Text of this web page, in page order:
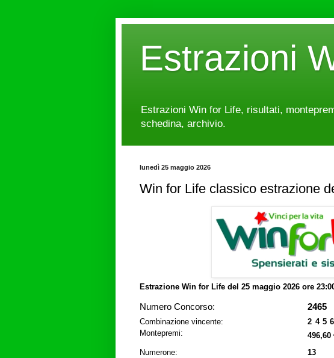
Estrazioni
Estrazioni Win for Life, risultati,
schedina, archivio.
lunedì 25 maggio 2026
Win for Life classico estrazione
Estrazione Win for Life del 25 maggio 2026 ore
Numero Concorso: 2465
Combinazione vincente:
2 4 5
Montepremi:
496,60
Numerone:
13